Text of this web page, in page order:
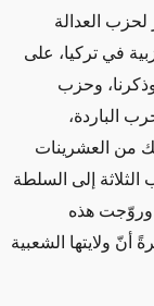
الأخير لحزب العدالة
في تركيا، على
وحزب
الباردة،
من العشرينات
إلى السلطة
وروّجت هذه
أنّ ولايتها الشعبية